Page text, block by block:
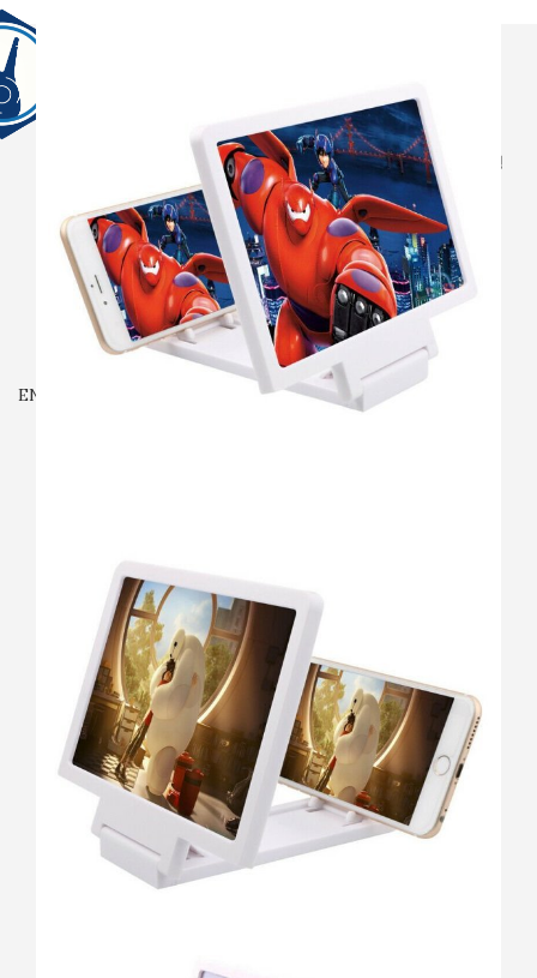
전자기기촬영용품 산업용품안전용품
입고예정
회사소개 자주묻는질문 문의
LOGIN / REGISTER
₩0
ENG